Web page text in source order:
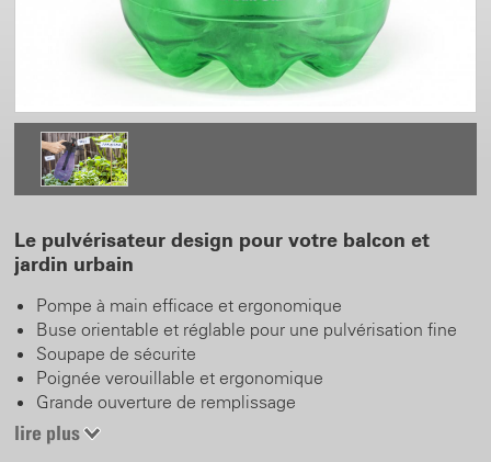
Le pulvérisateur design pour votre balcon et
jardin urbain
Pompe à main efficace et ergonomique
Buse orientable et réglable pour une pulvérisation fine
Soupape de sécurite
Poignée verouillable et ergonomique
Grande ouverture de remplissage
Pulvérisateur existant en 3 couleurs avec une
contenance de 1.75 l
lire plus